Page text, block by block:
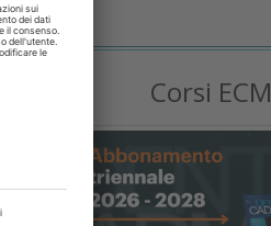
Corsi ECM